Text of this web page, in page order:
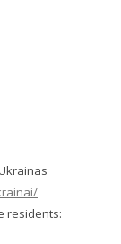
residents: